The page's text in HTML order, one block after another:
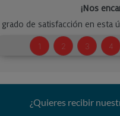
¿Quieres recibir